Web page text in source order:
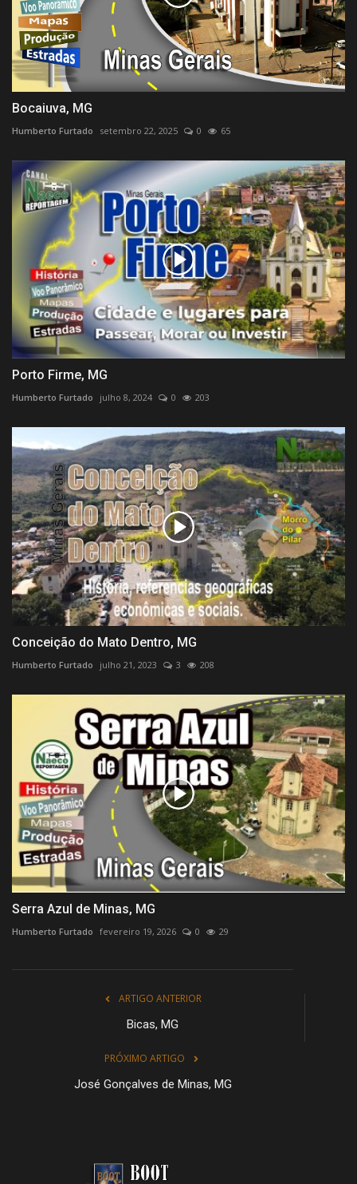
Bocaiuva, MG
Humberto Furtado setembro 22, 2025 0 65
Porto Firme, MG
Humberto Furtado julho 8, 2024 0 203
Conceição do Mato Dentro, MG
Humberto Furtado julho 21, 2023 3 208
Serra Azul de Minas, MG
Humberto Furtado fevereiro 19, 2026 0 29
ARTIGO ANTERIOR
Bicas, MG
PRÓXIMO ARTIGO
José Gonçalves de Minas, MG